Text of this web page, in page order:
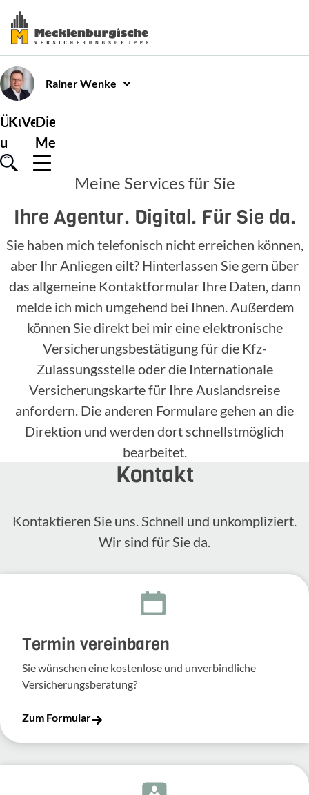
RainerWenke
Über
uns
Kundenservice
Versicherungen
Die
Mecklenburgische
Meine Services für Sie
Ihre Agentur. Digital. Für Sie da.
Sie haben mich telefonisch nicht erreichen können,
aber Ihr Anliegen eilt? Hinterlassen Sie gern über
das allgemeine Kontaktformular Ihre Daten, dann
melde ich mich umgehend bei Ihnen. Außerdem
können Sie direkt bei mir eine elektronische
Versicherungsbestätigung für die Kfz-
Zulassungsstelle oder die Internationale
Versicherungskarte für Ihre Auslandsreise
anfordern. Die anderen Formulare gehen an die
Direktion und werden dort schnellstmöglich
bearbeitet.
Kontakt
Kontak­tieren Sie uns. Schnell und unkom­pli­ziert.
Wir sind für Sie da.
Termin vereinbaren
Sie wünschen eine kostenlose und unverbindliche
Versicherungsberatung?
Zum Formular